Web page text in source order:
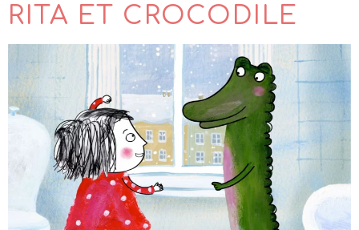
RITA ET CROCODILE